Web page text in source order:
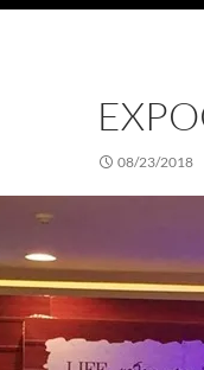
08/23/2018